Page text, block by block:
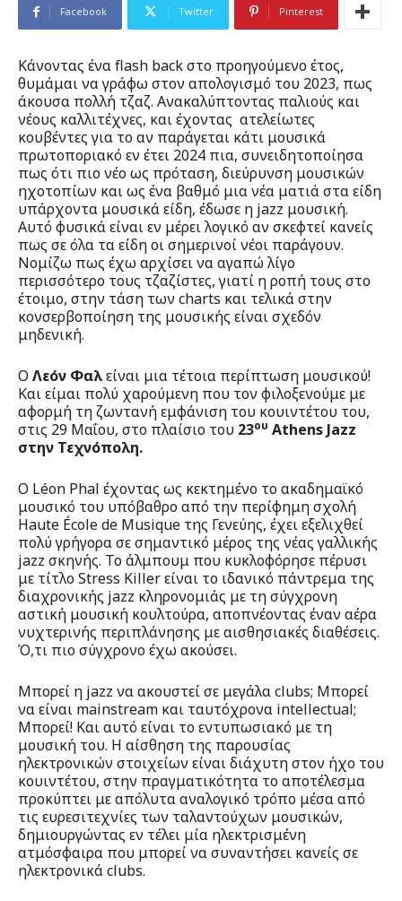
Facebook Twitter Pinterest
Κάνοντας ένα flash back στο προηγούμενο έτος,
θυμάμαι να γράφω στον απολογισμό του 2023, πως
άκουσα πολλή τζαζ. Ανακαλύπτοντας παλιούς και
νέους καλλιτέχνες, και έχοντας ατελείωτες
κουβέντες για το αν παράγεται κάτι μουσικά
πρωτοποριακό εν έτει 2024 πια, συνειδητοποίησα
πως ότι πιο νέο ως πρόταση, διεύρυνση μουσικών
ηχοτοπίων και ως ένα βαθμό μια νέα ματιά στα είδη
υπάρχοντα μουσικά είδη, έδωσε η jazz μουσική.
Αυτό φυσικά είναι εν μέρει λογικό αν σκεφτεί κανείς
πως σε όλα τα είδη οι σημερινοί νέοι παράγουν.
Νομίζω πως έχω αρχίσει να αγαπώ λίγο
περισσότερο τους τζαζίστες, γιατί η ροπή τους στο
έτοιμο, στην τάση των charts και τελικά στην
κονσερβοποίηση της μουσικής είναι σχεδόν
μηδενική.
Ο Λεόν Φαλείναι μια τέτοια περίπτωση μουσικού!
Και είμαι πολύ χαρούμενη που τον φιλοξενούμε με
αφορμή τη ζωντανή εμφάνιση του κουιντέτου του,
στις 29 Μαΐου, στο πλαίσιο του 23ου Athens Jazz
στην Τεχνόπολη.
Ο Léon Phal έχοντας ως κεκτημένο το ακαδημαϊκό
μουσικό του υπόβαθρο από την περίφημη σχολή
Haute École de Musique της Γενεύης, έχει εξελιχθεί
πολύ γρήγορα σε σημαντικό μέρος της νέας γαλλικής
jazz σκηνής. Το άλμπουμ που κυκλοφόρησε πέρυσι
με τίτλο Stress Killer είναι το ιδανικό πάντρεμα της
διαχρονικής jazz κληρονομιάς με τη σύγχρονη
αστική μουσική κουλτούρα, αποπνέοντας έναν αέρα
νυχτερινής περιπλάνησης με αισθησιακές διαθέσεις.
Ό,τι πιο σύγχρονο έχω ακούσει.
Μπορεί η jazz να ακουστεί σε μεγάλα clubs; Μπορεί
να είναι mainstream και ταυτόχρονα intellectual;
Mπορεί! Και αυτό είναι το εντυπωσιακό με τη
μουσική του. Η αίσθηση της παρουσίας
ηλεκτρονικών στοιχείων είναι διάχυτη στον ήχο του
κουιντέτου, στην πραγματικότητα το αποτέλεσμα
προκύπτει με απόλυτα αναλογικό τρόπο μέσα από
τις ευρεσιτεχνίες των ταλαντούχων μουσικών,
δημιουργώντας εν τέλει μία ηλεκτρισμένη
ατμόσφαιρα που μπορεί να συναντήσει κανείς σε
ηλεκτρονικά clubs.